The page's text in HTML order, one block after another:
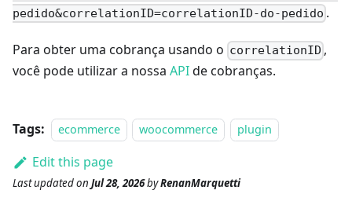
pedido&correlationID=correlationID-do-pedido .
Para obter uma cobrança usando o correlationID ,
você pode utilizar a nossa APIde cobranças.
Tags: ecommerce woocommerce plugin
Edit this page
Last updatedon Jul 28, 2026byRenanMarquetti